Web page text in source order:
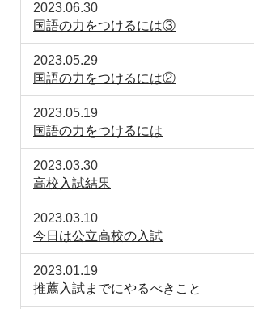
2023.06.30
国語の力をつけるには③
2023.05.29
国語の力をつけるには②
2023.05.19
国語の力をつけるには
2023.03.30
高校入試結果
2023.03.10
今日は公立高校の入試
2023.01.19
推薦入試までにやるべきこと